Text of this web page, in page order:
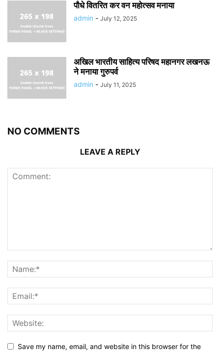
पौधे वितरित कर वन महोत्सव मनाया
admin - July 12, 2025
अखिल भारतीय साहित्य परिषद महानगर लखनऊ
ने मनाया गुरुपर्व
admin - July 11, 2025
NO COMMENTS
LEAVE A REPLY
Save my name, email, and website in this browser for the